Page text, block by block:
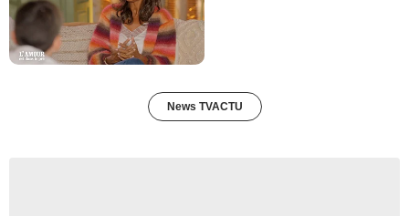
News TVACTU